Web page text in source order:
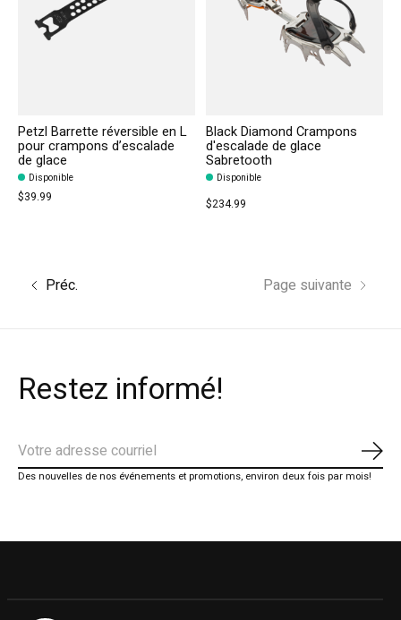
Petzl Barrette réversible en L
pour crampons d’escalade
de glace
Disponible
$39.99
Black Diamond Crampons
d'escalade de glace
Sabretooth
Disponible
$234.99
Préc. Page suivante
Restez informé!
Des nouvelles de nos événements et promotions, environ deux fois par mois!